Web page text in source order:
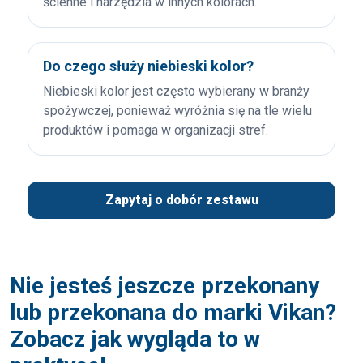
Do czego służy niebieski kolor?
Niebieski kolor jest często wybierany w branży
spożywczej, ponieważ wyróżnia się na tle wielu
produktów i pomaga w organizacji stref.
Zapytaj o dobór zestawu
Nie jesteś jeszcze przekonany
lub przekonana do marki Vikan?
Zobacz jak wygląda to w